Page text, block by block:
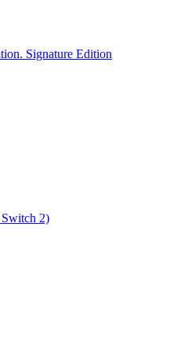
Signature Edition
2)